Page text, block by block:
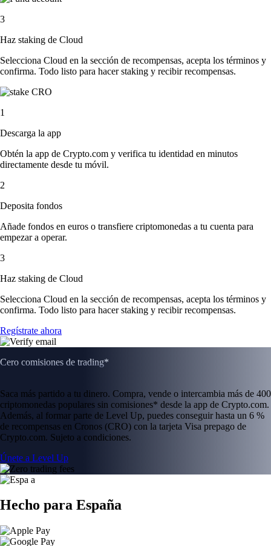
3
Haz staking de Cloud
Selecciona Cloud en la sección de recompensas, acepta los términos y
confirma. Todo listo para hacer staking y recibir recompensas.
1
Descarga la app
Obtén la app de Crypto.com y verifica tu identidad en minutos
directamente desde tu móvil.
2
Deposita fondos
Añade fondos en euros o transfiere criptomonedas a tu cuenta para
empezar a operar.
3
Haz staking de Cloud
Selecciona Cloud en la sección de recompensas, acepta los términos y
confirma. Todo listo para hacer staking y recibir recompensas.
Regístrate ahora
Cero comisiones de trading*
Saca más partido a tu dinero. Compra, vende o intercambia más de 400
criptomonedas populares sin comisiones* desde la app de Crypto.com.
Además, al formar parte de Level Up, puedes conseguir hasta un 6 %
de recompensas en Cronos (CRO) con la tarjeta Visa prepago de
Crypto.com. Sujeto a condiciones.
Únete a Level Up
Hecho para España